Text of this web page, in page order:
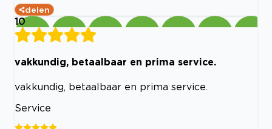
delen
10
vakkundig, betaalbaar en prima service.
vakkundig, betaalbaar en prima service.
Service